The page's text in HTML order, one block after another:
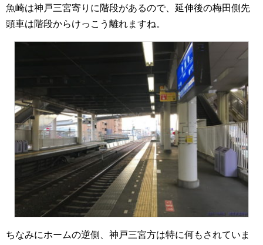
魚崎は神戸三宮寄りに階段があるので、延伸後の梅田側先
頭車は階段からけっこう離れますね。
ちなみにホームの逆側、神戸三宮方は特に何もされていま